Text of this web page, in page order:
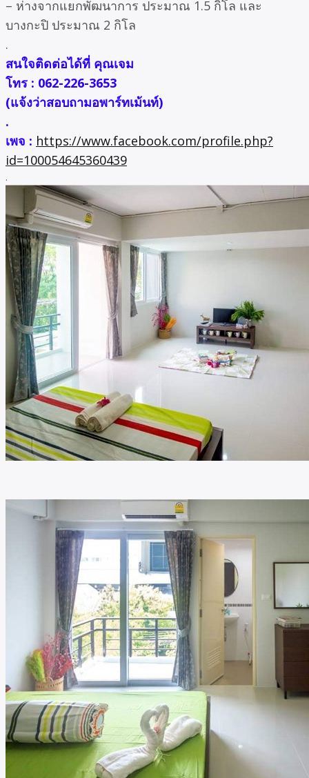
– ห่างจากแยกพัฒนาการ ประมาณ 1.5 กิโล และ
บางกะปิ ประมาณ 2 กิโล
.
สนใจติดต่อได้ที่ คุณเจม
โทร : 062-226-3653
(แจ้งว่าสอบถามอพาร์ทเม้นท์)
.
เพจ : https://www.facebook.com/profile.php?
id=100054645360439
.